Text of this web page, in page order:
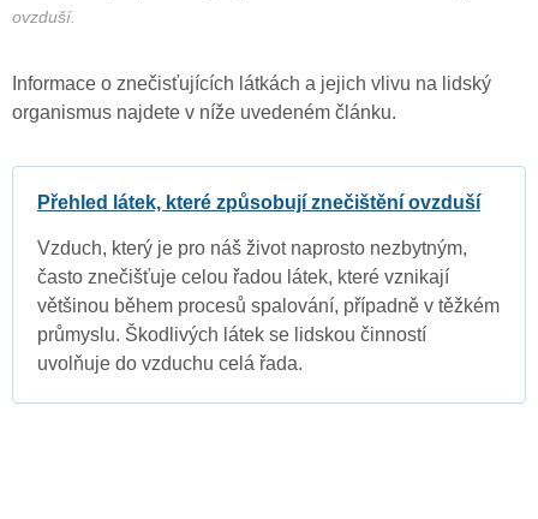
ovzduší.
Informace o znečisťujících látkách a jejich vlivu na lidský
organismus najdete v níže uvedeném článku.
Přehled látek, které způsobují znečištění ovzduší
Vzduch, který je pro náš život naprosto nezbytným,
často znečišťuje celou řadou látek, které vznikají
většinou během procesů spalování, případně v těžkém
průmyslu. Škodlivých látek se lidskou činností
uvolňuje do vzduchu celá řada.